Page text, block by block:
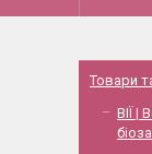
Товари
ВІЇ |